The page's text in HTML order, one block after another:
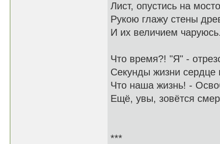
Лист, опустись на
Рукою глажу стены
И их величием
Что время?! "Я" -
Секунды жизни сердце
Что наша жизнь! -
Ещё, увы, зовётся
***